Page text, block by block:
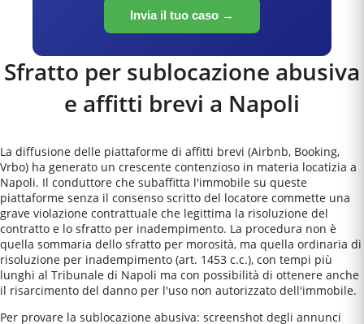
Invia il tuo caso →
Sfratto per sublocazione abusiva
e affitti brevi a Napoli
La diffusione delle piattaforme di affitti brevi (Airbnb, Booking,
Vrbo) ha generato un crescente contenzioso in materia locatizia a
Napoli. Il conduttore che subaffitta l'immobile su queste
piattaforme senza il consenso scritto del locatore commette una
grave violazione contrattuale che legittima la risoluzione del
contratto e lo sfratto per inadempimento. La procedura non è
quella sommaria dello sfratto per morosità, ma quella ordinaria di
risoluzione per inadempimento (art. 1453 c.c.), con tempi più
lunghi al Tribunale di Napoli ma con possibilità di ottenere anche
il risarcimento del danno per l'uso non autorizzato dell'immobile.
Per provare la sublocazione abusiva: screenshot degli annunci